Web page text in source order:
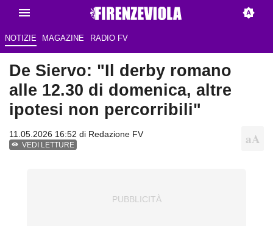
NOTIZIE MAGAZINE RADIO FV
De Siervo: "Il derby romano
alle 12.30 di domenica, altre
ipotesi non percorribili"
11.05.2026 16:52 di Redazione FV
VEDI LETTURE